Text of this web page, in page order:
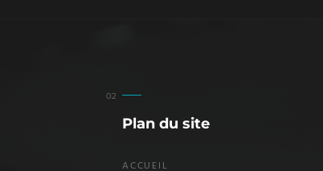
Plan du site
ACCUEIL